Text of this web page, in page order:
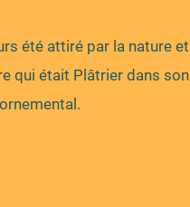
été attiré par la nature et
qui était Plâtrier dans son